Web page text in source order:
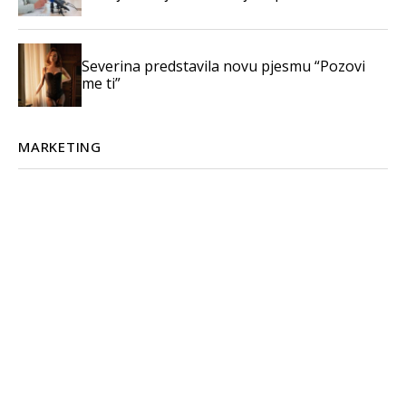
Severina predstavila novu pjesmu “Pozovi
me ti”
MARKETING